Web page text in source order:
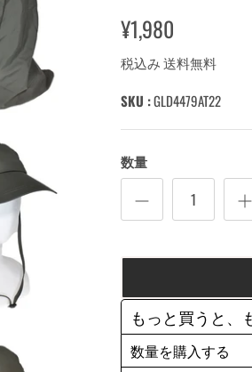
¥1,980
税込み 送料無料
SKU :GLD4479AT22
数量
もっと買うと、
数量を購入する